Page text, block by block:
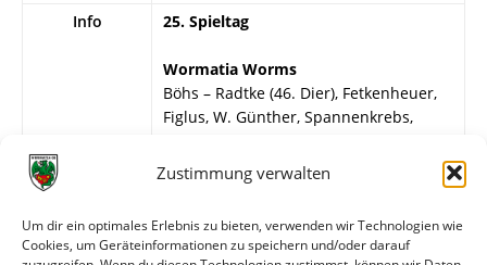
Zustimmung verwalten
Um dir ein optimales Erlebnis zu bieten, verwenden wir Technologien wie
Cookies, um Geräteinformationen zu speichern und/oder darauf
Info
25. Spieltag
Wormatia Worms
Böhs – Radtke (46. Dier), Fetkenheuer,
Figlus, W. Günther, Spannenkrebs,
Ondera.
Seifert – Wolf, Fichtner, Achatz (70.
Wildgruber), Start, Dürrschmidt, Klein,